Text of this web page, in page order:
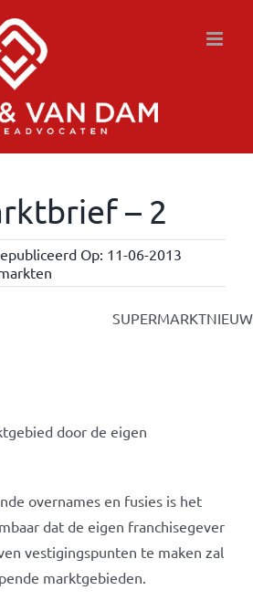
– 2
Op: 11-06-2013
door de eigen
overnames en fusies is het
dat de eigen franchisegever
vestigingspunten te maken zal
marktgebieden.